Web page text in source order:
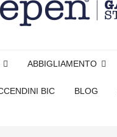
ABBIGLIAMENTO
BIC BLOG